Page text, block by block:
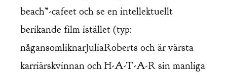
beach”-cafeet och se en intellektuellt
berikande film istället (typ:
någansomliknarJuliaRoberts och är värsta
karriärskvinnan och H-A-T-A-R sin manliga